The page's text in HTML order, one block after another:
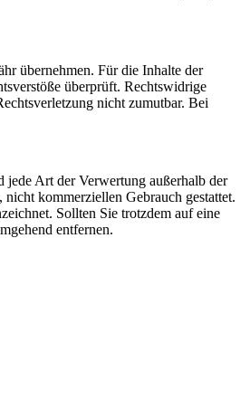
übernehmen. Für die Inhalte der
überprüft. Rechtswidrige
nicht zumutbar. Bei
jede Art der Verwertung außerhalb der
kommerziellen Gebrauch gestattet.
Sollten Sie trotzdem auf eine
entfernen.